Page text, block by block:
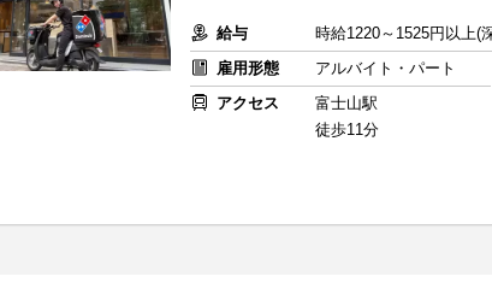
給与
時給1220～1525円以上(
雇用形態
アルバイト・パート
アクセス
富士山駅
徒歩11分